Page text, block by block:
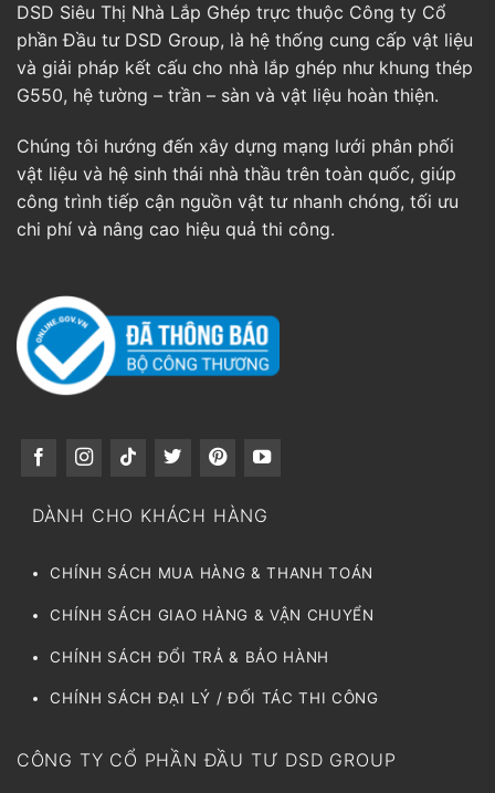
DSD Siêu Thị Nhà Lắp Ghép trực thuộc Công ty Cổ
phần Đầu tư DSD Group, là hệ thống cung cấp vật liệu
và giải pháp kết cấu cho nhà lắp ghép như khung thép
G550, hệ tường – trần – sàn và vật liệu hoàn thiện.
Chúng tôi hướng đến xây dựng mạng lưới phân phối
vật liệu và hệ sinh thái nhà thầu trên toàn quốc, giúp
công trình tiếp cận nguồn vật tư nhanh chóng, tối ưu
chi phí và nâng cao hiệu quả thi công.
DÀNH CHO KHÁCH HÀNG
CHÍNH SÁCH MUA HÀNG & THANH TOÁN
CHÍNH SÁCH GIAO HÀNG & VẬN CHUYỂN
CHÍNH SÁCH ĐỔI TRẢ & BẢO HÀNH
CHÍNH SÁCH ĐẠI LÝ / ĐỐI TÁC THI CÔNG
CÔNG TY CỔ PHẦN ĐẦU TƯ DSD GROUP